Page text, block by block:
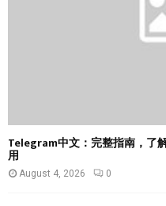
Telegram中文：完整指南，了
用
August 4, 2026 0